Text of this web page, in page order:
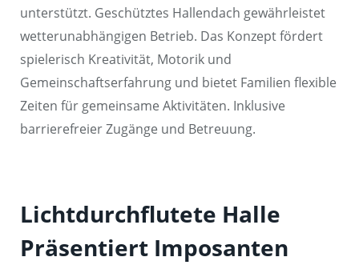
unterstützt. Geschütztes Hallendach gewährleistet
wetterunabhängigen Betrieb. Das Konzept fördert
spielerisch Kreativität, Motorik und
Gemeinschaftserfahrung und bietet Familien flexible
Zeiten für gemeinsame Aktivitäten. Inklusive
barrierefreier Zugänge und Betreuung.
Lichtdurchflutete Halle
Präsentiert Imposanten